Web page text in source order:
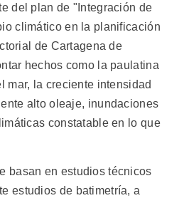
del plan de "Integración de
climático en la planificación
de Cartagena de
hechos como la paulatina
mar, la creciente intensidad
alto oleaje, inundaciones
constatable en lo que
basan en estudios técnicos
estudios de batimetría, a